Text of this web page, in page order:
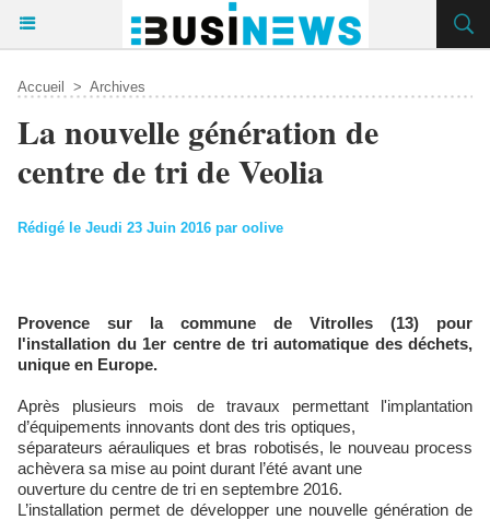
Accueil > Archives
La nouvelle génération de
centre de tri de Veolia
Rédigé le Jeudi 23 Juin 2016 par oolive
Provence sur la commune de Vitrolles (13) pour
l'installation du 1er centre de tri automatique des déchets,
unique en Europe.
Après plusieurs mois de travaux permettant l'implantation
d’équipements innovants dont des tris optiques,
séparateurs aérauliques et bras robotisés, le nouveau process
achèvera sa mise au point durant l’été avant une
ouverture du centre de tri en septembre 2016.
L’installation permet de développer une nouvelle génération de